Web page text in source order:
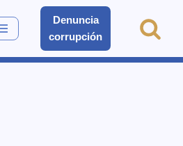
Denuncia
corrupción